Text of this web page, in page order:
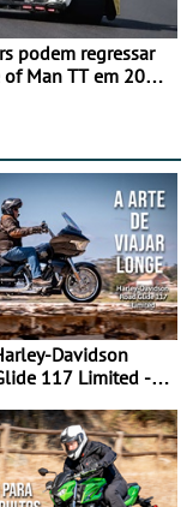
podem regressar
Man TT em 2027
Davidson
117 Limited - A